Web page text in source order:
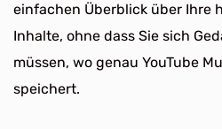
einfachen Überblick über Ihre
Inhalte, ohne dass Sie sich
müssen, wo genau YouTube
speichert.